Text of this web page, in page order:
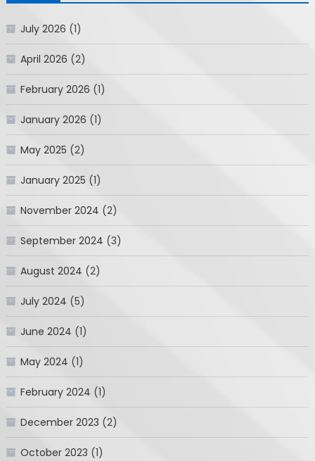
July 2026 (1)
April 2026 (2)
February 2026 (1)
January 2026 (1)
May 2025 (2)
January 2025 (1)
November 2024 (2)
September 2024 (3)
August 2024 (2)
July 2024 (5)
June 2024 (1)
May 2024 (1)
February 2024 (1)
December 2023 (2)
October 2023 (1)